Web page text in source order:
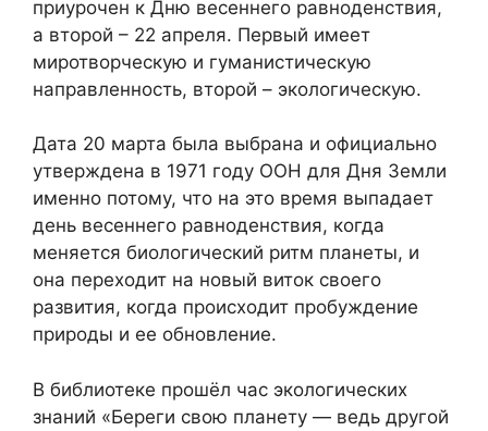
приурочен к Дню весеннего равноденствия,
а второй – 22 апреля. Первый имеет
миротворческую и гуманистическую
направленность, второй – экологическую.
Дата 20 марта была выбрана и официально
утверждена в 1971 году ООН для Дня Земли
именно потому, что на это время выпадает
день весеннего равноденствия, когда
меняется биологический ритм планеты, и
она переходит на новый виток своего
развития, когда происходит пробуждение
природы и ее обновление.
В библиотеке прошёл час экологических
знаний «Береги свою планету — ведь другой